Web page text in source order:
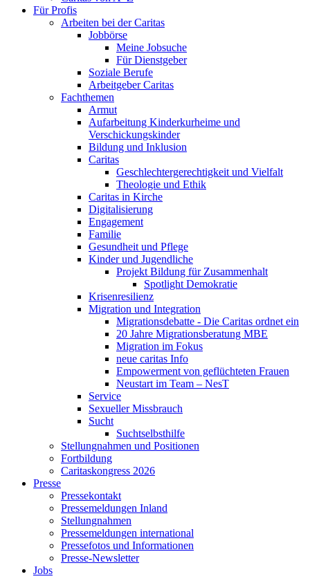
Für Profis
Arbeiten bei der Caritas
Jobbörse
Meine Jobsuche
Für Dienstgeber
Soziale Berufe
Arbeitgeber Caritas
Fachthemen
Armut
Aufarbeitung Kinderkurheime und
Verschickungskinder
Bildung und Inklusion
Caritas
Geschlechtergerechtigkeit und Vielfalt
Theologie und Ethik
Caritas in Kirche
Digitalisierung
Engagement
Familie
Gesundheit und Pflege
Kinder und Jugendliche
Projekt Bildung für Zusammenhalt
Spotlight Demokratie
Krisenresilienz
Migration und Integration
Migrationsdebatte - Die Caritas ordnet ein
20 Jahre Migrationsberatung MBE
Migration im Fokus
neue caritas Info
Empowerment von geflüchteten Frauen
Neustart im Team – NesT
Service
Sexueller Missbrauch
Sucht
Suchtselbsthilfe
Stellungnahmen und Positionen
Fortbildung
Caritaskongress 2026
Presse
Pressekontakt
Pressemeldungen Inland
Stellungnahmen
Pressemeldungen international
Pressefotos und Informationen
Presse-Newsletter
Jobs